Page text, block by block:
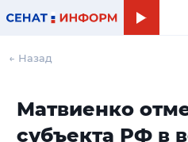
← Назад
Матвиенко
субъекта РФ в